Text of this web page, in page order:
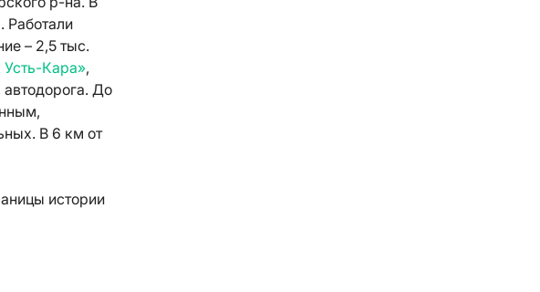
Работали
– 2,5 тыс.
Кара»,
До
В 6 км от
истории